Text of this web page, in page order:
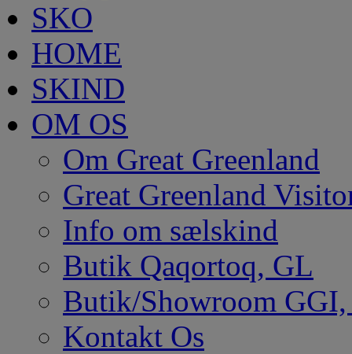
SKO
HOME
SKIND
OM OS
Om Great Greenland
Great Greenland
Info om sælskind
Butik Qaqortoq, GL
Butik/Showroom
Kontakt Os